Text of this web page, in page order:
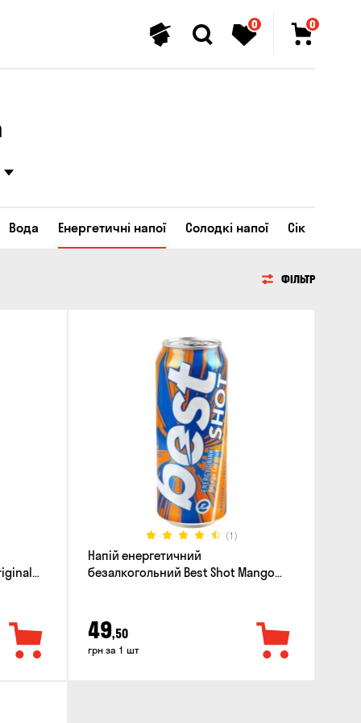
0 0
Вода Енергетичні напої Солодкі напої Сік
ФІЛЬТР
(1)
Напій енергетичний
безалкогольний Best Shot Mango
49,50
грн за 1 шт